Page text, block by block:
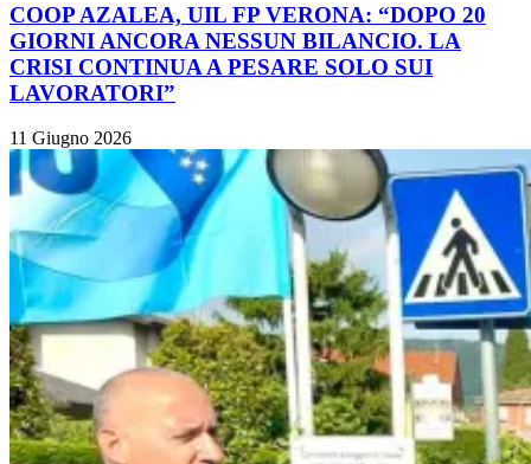
COOP AZALEA, UIL FP VERONA: “DOPO 20
GIORNI ANCORA NESSUN BILANCIO. LA
CRISI CONTINUA A PESARE SOLO SUI
LAVORATORI”
11 Giugno 2026